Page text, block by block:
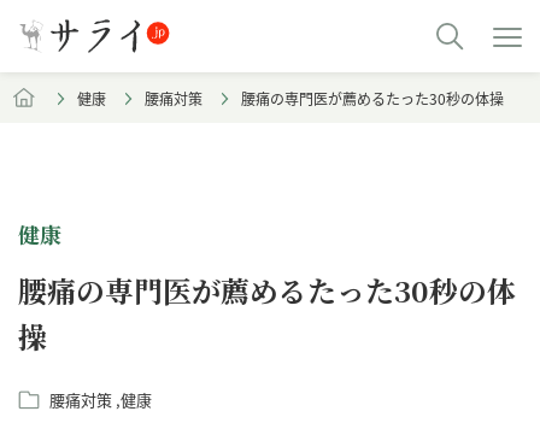
健康 腰痛対策 腰痛の専門医が薦めるたった30秒の体操
健康
腰痛の専門医が薦めるたった30秒の体
操
腰痛対策 健康